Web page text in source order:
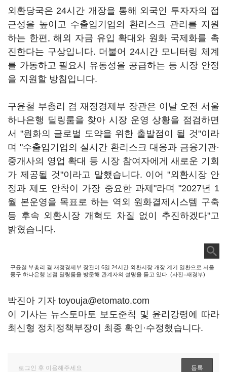
외환당국은 24시간 개장을 통해 외국인 투자자의 접
근성을 높이고 수출입기업의 환리스크 관리를 지원
하는 한편, 해외 자금 유입 확대와 원화 국제화를 촉
진한다는 구상입니다. 더불어 24시간 모니터링 체계
를 가동하고 필요시 유동성을 공급하는 등 시장 안정
을 지원할 방침입니다.
구윤철 부총리 겸 재정경제부 장관은 이날 오전 서울
하나은행 딜링룸을 찾아 시장 운영 상황을 점검하면
서 "원화의 글로벌 도약을 위한 출발점이 될 것"이라
며 "수출입기업의 실시간 환리스크 대응과 금융기관·
중개사의 영업 확대 등 시장 참여자에게 새로운 기회
가 제공될 것"이라고 말했습니다. 이어 "외환시장 안
정과 제도 안착이 가장 중요한 과제"라며 "2027년 1
월 본운영을 목표로 하는 역외 원화결제시스템 구축
등 후속 외환시장 개혁도 차질 없이 추진하겠다"고
밝혔습니다.
구윤철 부총리 겸 재정경제부 장관이 6일 24시간 외환시장 개장 계기 일환으로 서울
중구 하나은행 본점 딜링룸을 방문해 관계자의 설명을 듣고 있다. (사진=재경부)
박진아 기자 toyouja@etomato.com
이 기사는 뉴스토마토 보도준칙 및 윤리강령에 따라
최신형 정치정책부장이 최종 확인·수정했습니다.